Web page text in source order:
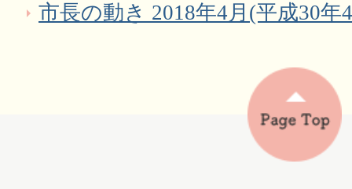
市長の動き 2018年4月(平成30年